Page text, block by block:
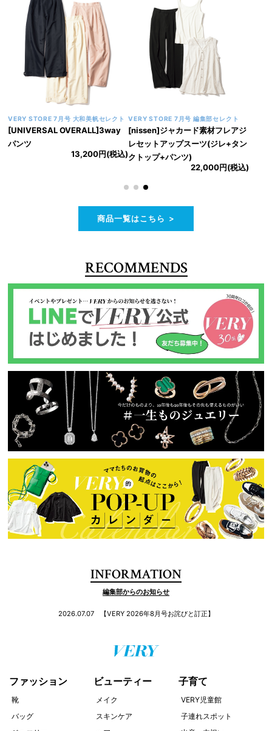
VERY STORE 8月号 大和美帆セレクト
[eldo]フレアノースリーブセット
VERY STORE 8月号 編集部セレクト
[ALEGRE]タックショルダーポン
チワンピース
17,600円(税込)
商品一覧はこちら
RECOMMENDS
INFORMATION
編集部からのお知らせ
2026.07.07 【VERY 2026年8月号お詫びと訂正】
ファッション
靴
バッグ
ビューティー
メイク
スキンケア
子育て
VERY児童館
子連れスポット